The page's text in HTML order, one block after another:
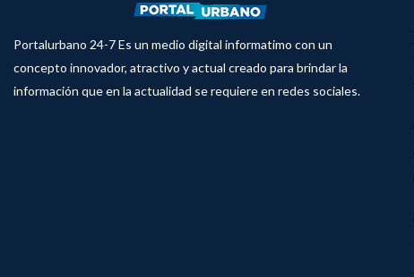
Portalurbano 24-7 Es un medio digital informatimo con un
concepto innovador, atractivo y actual creado para brindar la
información que en la actualidad se requiere en redes sociales.